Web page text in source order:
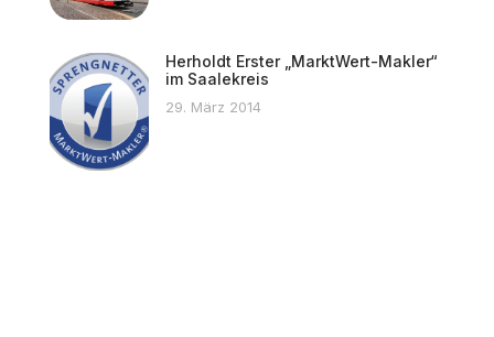
Herholdt Erster „MarktWert-Makler“
im Saalekreis
29. März 2014